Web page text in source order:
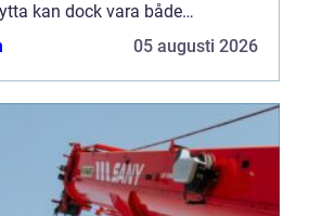
kan dock vara både
särskilt ...05 augusti 2026